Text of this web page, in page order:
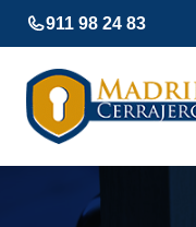
Saltar
al
contenido
911 98 24 83